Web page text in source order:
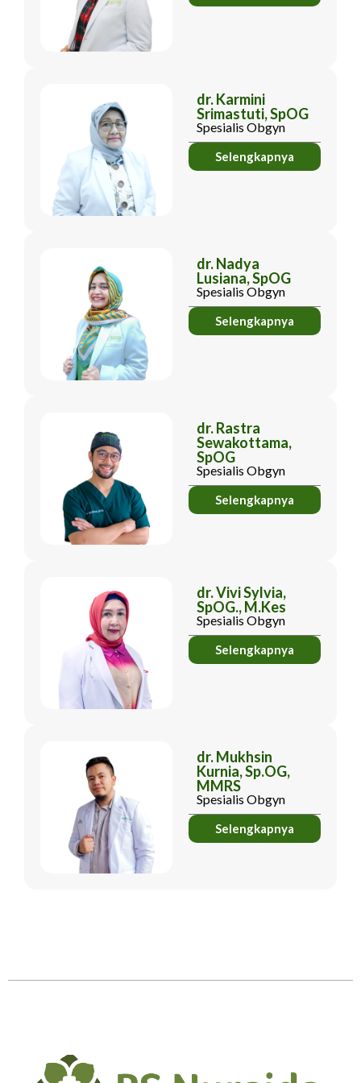
dr. Karmini
Srimastuti, SpOG
Spesialis Obgyn
Selengkapnya
dr. Nadya
Lusiana, SpOG
Spesialis Obgyn
Selengkapnya
dr. Rastra
Sewakottama,
SpOG
Spesialis Obgyn
Selengkapnya
dr. Vivi Sylvia,
SpOG., M.Kes
Spesialis Obgyn
Selengkapnya
dr. Mukhsin
Kurnia, Sp.OG,
MMRS
Spesialis Obgyn
Selengkapnya